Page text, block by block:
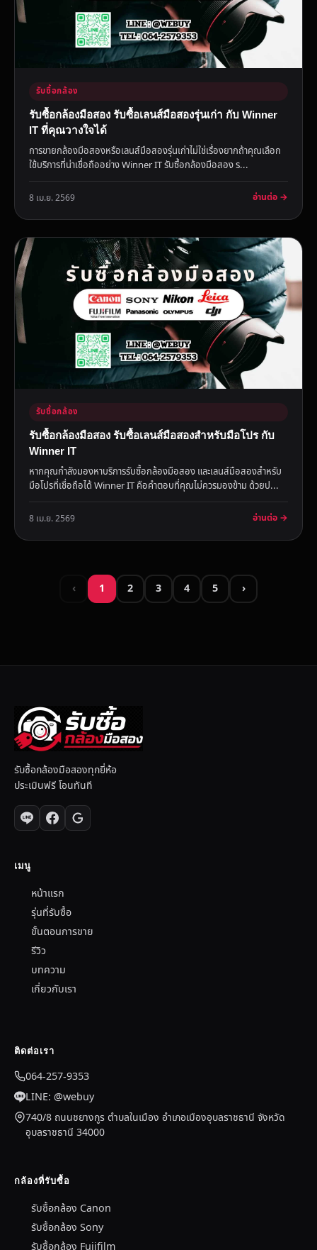
รับซื้อกล้อง
รับซื้อกล้องมือสอง รับซื้อเลนส์มือสองรุ่นเก่า กับ Winner
IT ที่คุณวางใจได้
การขายกล้องมือสองหรือเลนส์มือสองรุ่นเก่าไม่ใช่เรื่องยากถ้าคุณเลือก
ใช้บริการที่น่าเชื่อถืออย่าง Winner IT รับซื้อกล้องมือสอง ร...
8 เม.ย. 2569 อ่านต่อ →
รับซื้อกล้อง
รับซื้อกล้องมือสอง รับซื้อเลนส์มือสองสำหรับมือโปร กับ
Winner IT
หากคุณกำลังมองหาบริการรับซื้อกล้องมือสอง และเลนส์มือสองสำหรับ
มือโปรที่เชื่อถือได้ Winner IT คือคำตอบที่คุณไม่ควรมองข้าม ด้วยป...
8 เม.ย. 2569 อ่านต่อ →
‹ 1 2 3 4 5 ›
รับซื้อกล้องมือสองทุกยี่ห้อ
ประเมินฟรี โอนทันที
เมนู
หน้าแรก
รุ่นที่รับซื้อ
ขั้นตอนการขาย
รีวิว
บทความ
เกี่ยวกับเรา
ติดต่อเรา
064-257-9353
LINE: @webuy
740/8 ถนนชยางกูร ตำบลในเมือง อำเภอเมืองอุบลราชธานี จังหวัด
อุบลราชธานี 34000
กล้องที่รับซื้อ
รับซื้อกล้อง Canon
รับซื้อกล้อง Sony
รับซื้อกล้อง Fujifilm